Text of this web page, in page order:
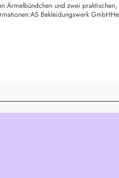
Ärmelbündchen und zwei
Bekleidungswerk